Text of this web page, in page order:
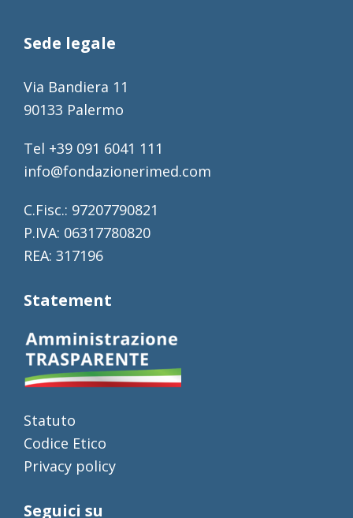
Sede legale
Via Bandiera 11
90133 Palermo
Tel +39 091 6041 111
info@fondazionerimed.com
C.Fisc.: 97207790821
P.IVA: 06317780820
REA: 317196
Statement
Statuto
Codice Etico
Privacy policy
Seguici su